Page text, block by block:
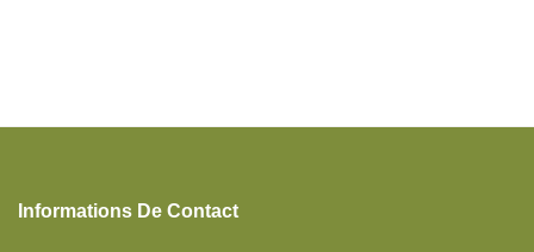
Informations De Contact